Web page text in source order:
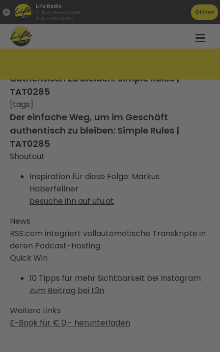
Life Radio
Life Radio GmbH & Co.KG
Gratis - in Google Play
Öffnen
authentisch zu bleiben: Simple Rules |
TAT0285
[tags]
Der einfache Weg, um im Geschäft
authentisch zu bleiben: Simple Rules |
TAT0285
Shoutout
Inspiration für diese Folge: Markus
Haberfellner
besuche ihn auf ufu.at
News
RSS.com integriert vollautomatische Transkripte in
deren Podcast-Hosting
Quick Win
10 Tipps für mehr Sichtbarkeit bei Instagram
zum Beitrag bei t3n
Weitere Links
E-Book für € 0,- herunterladen